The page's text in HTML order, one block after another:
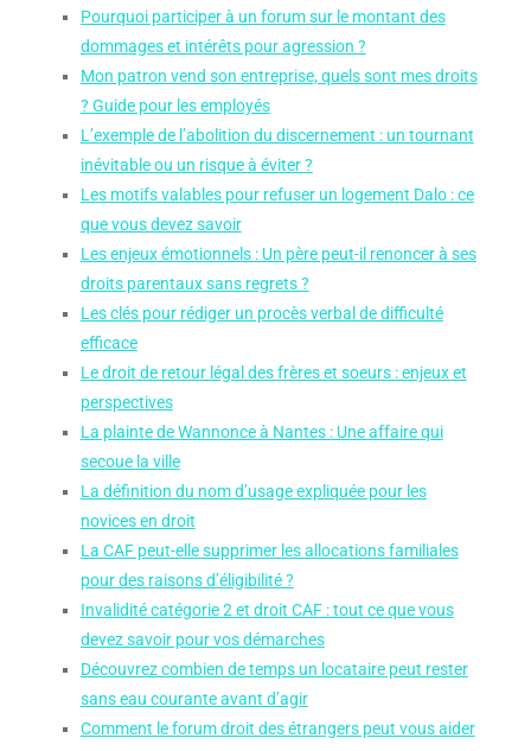
Pourquoi participer à un forum sur le montant des
dommages et intérêts pour agression ?
Mon patron vend son entreprise, quels sont mes droits
? Guide pour les employés
L’exemple de l’abolition du discernement : un tournant
inévitable ou un risque à éviter ?
Les motifs valables pour refuser un logement Dalo : ce
que vous devez savoir
Les enjeux émotionnels : Un père peut-il renoncer à ses
droits parentaux sans regrets ?
Les clés pour rédiger un procès verbal de difficulté
efficace
Le droit de retour légal des frères et soeurs : enjeux et
perspectives
La plainte de Wannonce à Nantes : Une affaire qui
secoue la ville
La définition du nom d’usage expliquée pour les
novices en droit
La CAF peut-elle supprimer les allocations familiales
pour des raisons d’éligibilité ?
Invalidité catégorie 2 et droit CAF : tout ce que vous
devez savoir pour vos démarches
Découvrez combien de temps un locataire peut rester
sans eau courante avant d’agir
Comment le forum droit des étrangers peut vous aider